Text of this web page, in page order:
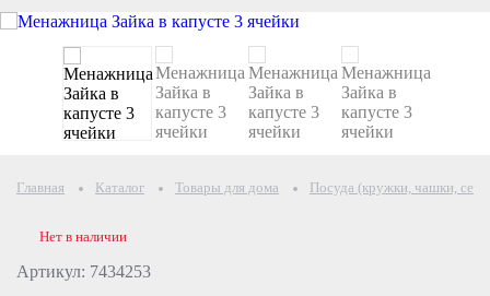
Главная Каталог Товары для дома Посуда (кружки, чашки,
Артикул: 7434253
Нет в наличии